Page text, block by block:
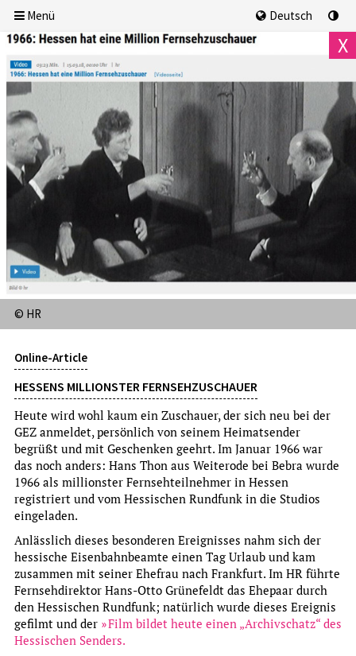
© HR
X
Online-Article
HESSENS MILLIONSTER FERNSEHZUSCHAUER
Heute wird wohl kaum ein Zuschauer, der sich neu bei der
GEZ anmeldet, persönlich von seinem Heimatsender
begrüßt und mit Geschenken geehrt. Im Januar 1966 war
das noch anders: Hans Thon aus Weiterode bei Bebra wurde
1966 als millionster Fernsehteilnehmer in Hessen
registriert und vom Hessischen Rundfunk in die Studios
eingeladen.
Anlässlich dieses besonderen Ereignisses nahm sich der
hessische Eisenbahnbeamte einen Tag Urlaub und kam
zusammen mit seiner Ehefrau nach Frankfurt. Im HR führte
Fernsehdirektor Hans-Otto Grünefeldt das Ehepaar durch
den Hessischen Rundfunk; natürlich wurde dieses Ereignis
gefilmt und der
Film bildet heute einen „Archivschatz“ des
Hessischen Senders.
Menü Deutsch
ONLINE ARTICLES
Frankfurt's history offers many interesting stories, evens,
persons and developments. You can learn a lot about them
in the Institute for the History of Frankfurt!
Permanent Offer
Online-Article